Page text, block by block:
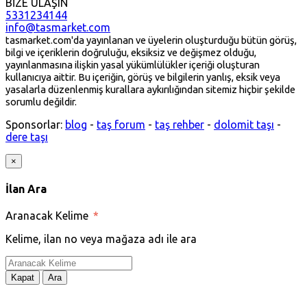
BİZE ULAŞIN
5331234144
info@tasmarket.com
tasmarket.com'da yayınlanan ve üyelerin oluşturduğu bütün görüş,
bilgi ve içeriklerin doğruluğu, eksiksiz ve değişmez olduğu,
yayınlanmasına ilişkin yasal yükümlülükler içeriği oluşturan
kullanıcıya aittir. Bu içeriğin, görüş ve bilgilerin yanlış, eksik veya
yasalarla düzenlenmiş kurallara aykırılığından sitemiz hiçbir şekilde
sorumlu değildir.
Sponsorlar: blog - taş forum - taş rehber - dolomit taşı -
dere taşı
×
İlan Ara
Aranacak Kelime *
Kelime, ilan no veya mağaza adı ile ara
Kapat Ara